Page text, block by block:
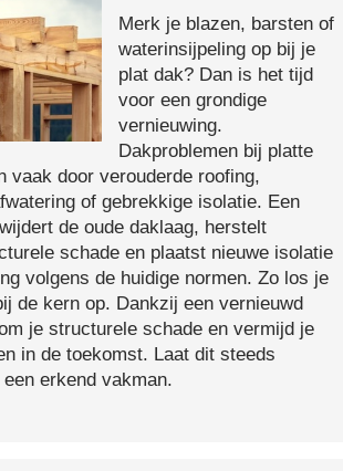
Merk je blazen, barsten of
waterinsijpeling op bij je
plat dak? Dan is het tijd
voor een grondige
vernieuwing.
Dakproblemen bij platte
vaak door verouderde roofing,
of gebrekkige isolatie. Een
de oude daklaag, herstelt
schade en plaatst nieuwe isolatie
volgens de huidige normen. Zo los je
de kern op. Dankzij een vernieuwd
je structurele schade en vermijd je
in de toekomst. Laat dit steeds
erkend vakman.